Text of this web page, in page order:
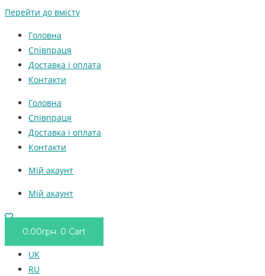
Перейти до вмісту
Головна
Співпраця
Доставка і оплата
Контакти
Головна
Співпраця
Доставка і оплата
Контакти
Мій акаунт
Мій акаунт
0.00грн. 0 Cart
UK
RU